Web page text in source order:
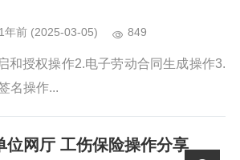
1年前 (2025-03-05) 849
和授权操作2.电子劳动合同生成操作3.
名操作...
位网厅 工伤保险操作分享